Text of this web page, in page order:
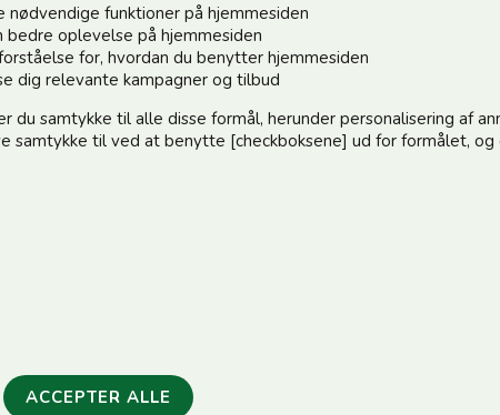
funktioner på hjemmesiden
oplevelse på hjemmesiden
for, hvordan du benytter hjemmesiden
dig relevante kampagner og tilbud
du samtykke til alle disse formål, herunder personalisering af
samtykke til ved at benytte [checkboksene] ud for formålet,
Tilmeld